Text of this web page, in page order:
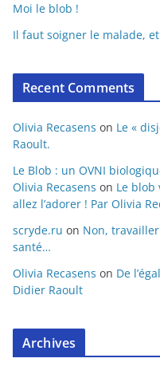
Moi le blob !
Il faut soigner le malade,
Recent Comments
Olivia Recasens on Le «
Raoult.
Le Blob : un OVNI
Olivia Recasens on Le blob
allez l’adorer ! Par Olivia
scryde.ru on Non,
santé…
Olivia Recasens on De
Didier Raoult
Archives